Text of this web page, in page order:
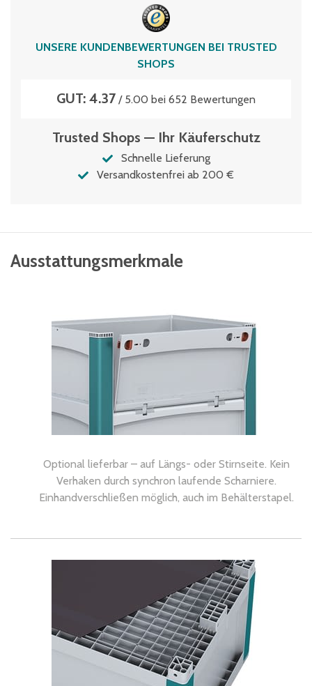
SL86621K
223 Liter
auf Anfrage
UNSERE KUNDENBEWERTUNGEN BEI TRUSTED
SHOPS
GUT: 4.37 / 5.00 bei 652 Bewertungen
Trusted Shops — Ihr Käuferschutz
Schnelle Lieferung
Versandkostenfrei ab 200 €
Ausstattungsmerkmale
Optional lieferbar – auf Längs- oder Stirnseite. Kein
Verhaken durch synchron laufende Scharniere.
Einhandverschließen möglich, auch im Behälterstapel.